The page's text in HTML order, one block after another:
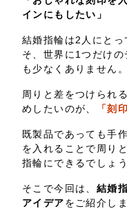
インにもしたい」
結婚指輪は2人にとっ
そ、世界に1つだけ
も少なくありません。
周りと差をつけられ
めしたいのが、
「刻
既製品であっても手
を入れることで周り
指輪にできるでしょう
そこで今回は、 結婚
アイデアをご紹介しま